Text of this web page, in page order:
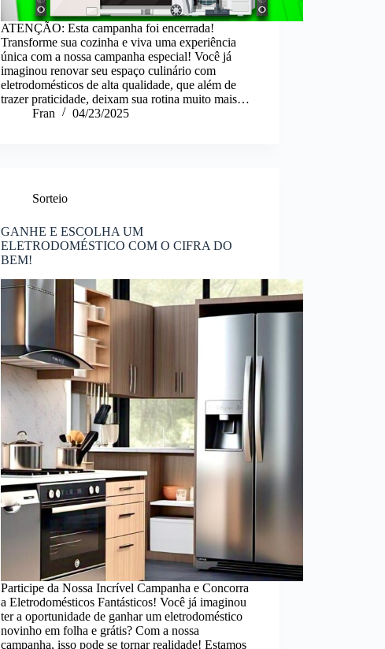
ATENÇÃO: Esta campanha foi encerrada!
Transforme sua cozinha e viva uma experiência
única com a nossa campanha especial! Você já
imaginou renovar seu espaço culinário com
eletrodomésticos de alta qualidade, que além de
trazer praticidade, deixam sua rotina muito mais…
Fran
04/23/2025
Sorteio
GANHE E ESCOLHA UM
ELETRODOMÉSTICO COM O CIFRA DO
BEM!
Participe da Nossa Incrível Campanha e Concorra
a Eletrodomésticos Fantásticos! Você já imaginou
ter a oportunidade de ganhar um eletrodoméstico
novinho em folha e grátis? Com a nossa
campanha, isso pode se tornar realidade! Estamos